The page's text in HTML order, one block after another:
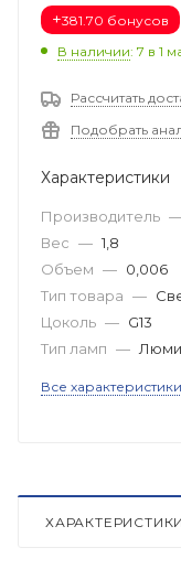
+381.70 бонусов
В наличии: 7 в 1
Рассчитать
Подобрать
Характеристики
Производитель
Вес — 1,8
Объем — 0,006
Тип товара —
Цоколь — G13
Тип ламп —
Все характеристики
ХАРАКТЕРИСТИКИ